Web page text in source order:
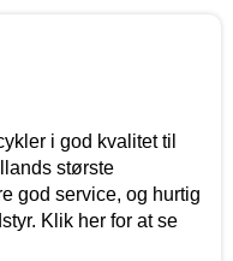
i god kvalitet til
største
god service, og hurtig
Klik her for at se